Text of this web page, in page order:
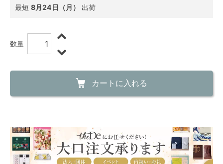
最短 8月24日（月） 出荷
数量
カートに入れる